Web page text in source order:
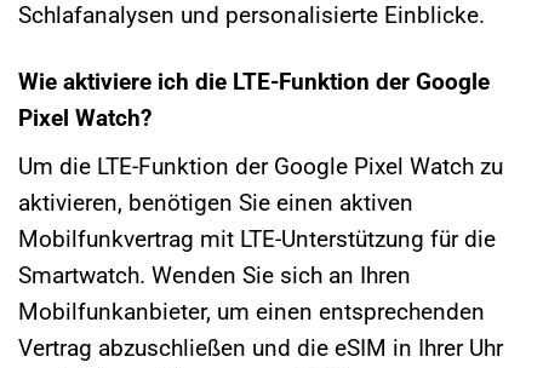
Schlafanalysen und personalisierte Einblicke.
Wie aktiviere ich die LTE-Funktion der Google
Pixel Watch?
Um die LTE-Funktion der Google Pixel Watch zu
aktivieren, benötigen Sie einen aktiven
Mobilfunkvertrag mit LTE-Unterstützung für die
Smartwatch. Wenden Sie sich an Ihren
Mobilfunkanbieter, um einen entsprechenden
Vertrag abzuschließen und die eSIM in Ihrer Uhr